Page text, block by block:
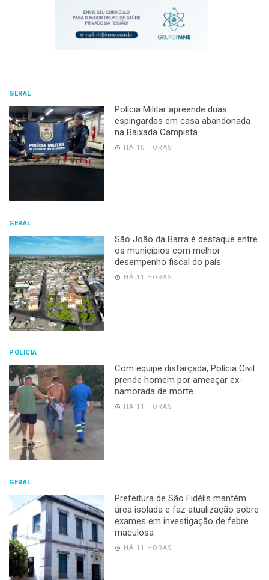
GERAL
Polícia Militar apreende duas
espingardas em casa abandonada
na Baixada Campista
HÁ 10 HORAS
GERAL
São João da Barra é destaque entre
os municípios com melhor
desempenho fiscal do país
HÁ 11 HORAS
POLÍCIA
Com equipe disfarçada, Polícia Civil
prende homem por ameaçar ex-
namorada de morte
HÁ 11 HORAS
GERAL
Prefeitura de São Fidélis mantém
área isolada e faz atualização sobre
exames em investigação de febre
maculosa
HÁ 11 HORAS